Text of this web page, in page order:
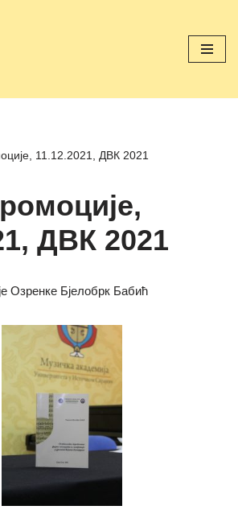
11.12.2021, ДВК 2021
ДВК 2021
Озренке Бјелобрк Бабић